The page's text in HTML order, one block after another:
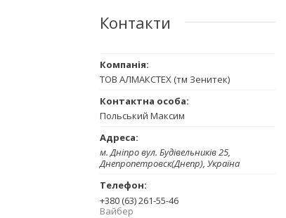
Контакти
ТОВ АЛМАКСТЕХ (тм Зенитек)
Польський Максим
м. Дніпро вул. Будівельників 25,
Днепропетровск(Днепр), Україна
+380 (63) 261-55-46
Вайбер